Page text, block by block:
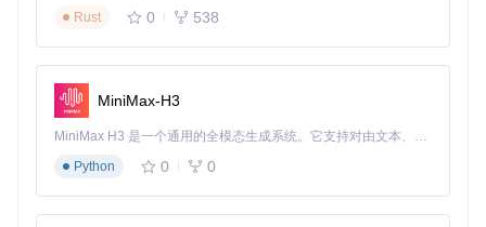
间的K歌角落。想象在下雨的周末，窝在沙发上，与伴侣一起
节日家庭聚会的欢乐舞台
春节或中秋等传统节日，家庭聚会需要更强的互动性。UltraSt
Rust
0 538
MiniMax-H3
MiniMax H3 是一个通用的全模态生成系统。它支持对由文本、图像、视频和音频组成的多模态上下文进行统一理解，并能生成分辨率高达 2K、时长可达 15 秒的带原生立体声音频的视频。得益于面向任务泛化的系统设计，H3 在预训练阶段就已具备广泛的多模态上下文理解与生成能力，能够出色地执行复杂的多模态指令。
Python
0 0